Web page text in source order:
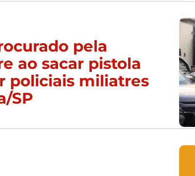
pela
ao sacar pistola
policiais miliatres
SP